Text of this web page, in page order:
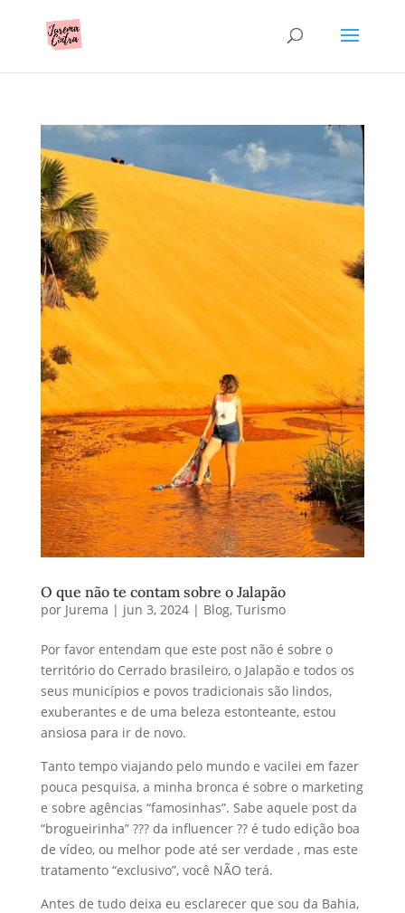
O que não te contam sobre o Jalapão
por Jurema | jun 3, 2024| Blog, Turismo
Por favor entendam que este post não é sobre o
território do Cerrado brasileiro, o Jalapão e todos os
seus municípios e povos tradicionais são lindos,
exuberantes e de uma beleza estonteante, estou
ansiosa para ir de novo.
Tanto tempo viajando pelo mundo e vacilei em fazer
pouca pesquisa, a minha bronca é sobre o marketing
e sobre agências “famosinhas”. Sabe aquele post da
“brogueirinha” ??? da influencer ?? é tudo edição boa
de vídeo, ou melhor pode até ser verdade , mas este
tratamento “exclusivo”, você NÃO terá.
Antes de tudo deixa eu esclarecer que sou da Bahia,